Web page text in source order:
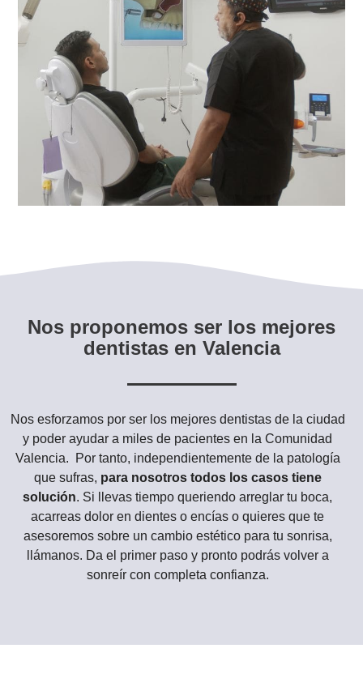
Nos proponemos ser los mejores
dentistas en Valencia
Nos esforzamos por ser los mejores dentistas de la ciudad
y poder ayudar a miles de pacientes en la Comunidad
Valencia. Por tanto, independientemente de la patología
que sufras, para nosotros todos los casos tiene
solución. Si llevas tiempo queriendo arreglar tu boca,
acarreas dolor en dientes o encías o quieres que te
asesoremos sobre un cambio estético para tu sonrisa,
llámanos. Da el primer paso y pronto podrás volver a
sonreír con completa confianza.